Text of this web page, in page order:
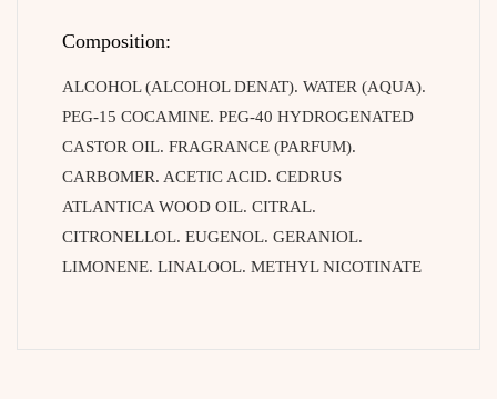
Composition:
ALCOHOL (ALCOHOL DENAT). WATER (AQUA).
PEG-15 COCAMINE. PEG-40 HYDROGENATED
CASTOR OIL. FRAGRANCE (PARFUM).
CARBOMER. ACETIC ACID. CEDRUS
ATLANTICA WOOD OIL. CITRAL.
CITRONELLOL. EUGENOL. GERANIOL.
LIMONENE. LINALOOL. METHYL NICOTINATE